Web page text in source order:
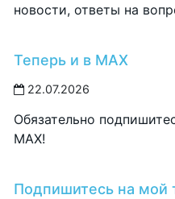
новости, ответы на
Теперь и в MAX
22.07.2026
Обязательно
MAX!
Подпишитесь на мой